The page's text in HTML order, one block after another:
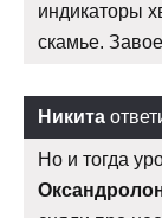
индикаторы
скамье.
Никита
Но и тогда